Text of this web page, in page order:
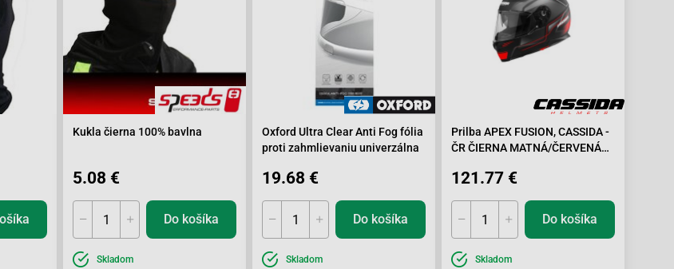
Kukla čierna 100% bavlna
5.08 €
Do košíka
Skladom
Oxford Ultra Clear Anti Fog fólia
proti zahmlievaniu univerzálna
19.68 €
Do košíka
Skladom
Prilba APEX FUSION, CASSIDA -
ČR ČIERNA MATNÁ/ČERVENÁ
PINLOCK FOLIE-M
121.77 €
Do košíka
Skladom